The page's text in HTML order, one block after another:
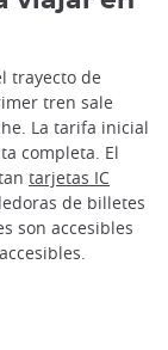
trayecto de
tren sale
La tarifa inicial
completa. El
tarjetas IC
de billetes
son accesibles